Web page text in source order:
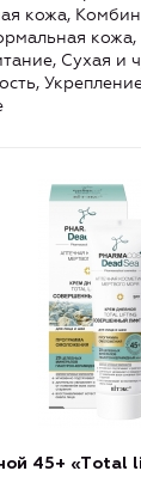
кожа,
Сухая и
45+ «Тotal